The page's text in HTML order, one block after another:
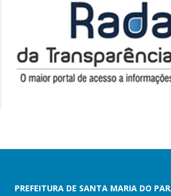
PREFEITURA DE SANTA MARIA DO